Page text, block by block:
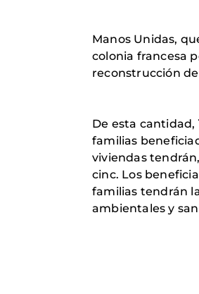
Manos Unidas,
colonia francesa
reconstrucción de
De esta cantidad,
familias
viviendas
cinc. Los
familias tendrán
ambientales y